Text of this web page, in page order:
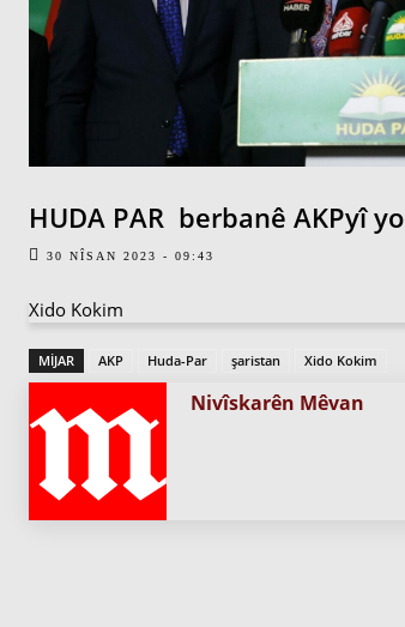
HUDA PAR berbanê AKPyî yo
30 NÎSAN 2023 - 09:43
Xido Kokim
MIJAR AKP Huda-Par şaristan Xido Kokim
Nivîskarên Mêvan